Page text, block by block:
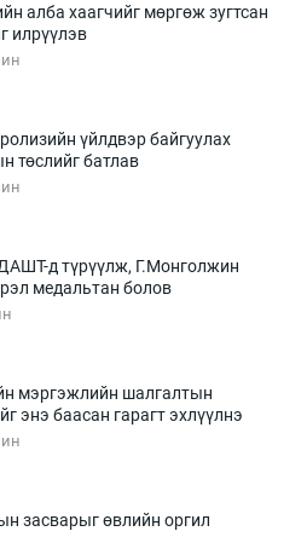
алба хаагчийг мөргөж зугтсан
илрүүлэв
үйлдвэр байгуулах
төслийг батлав
д түрүүлж, Г.Монголжин
медальтан болов
мэргэжлийн шалгалтын
энэ баасан гарагт эхлүүлнэ
засварыг өвлийн оргил